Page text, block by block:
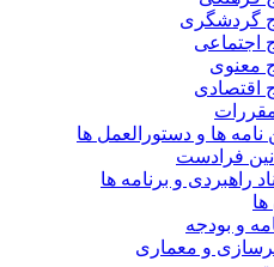
گردشگری
اجتماعی
معنوی
اقتصادی
نامه ها و دستورالعمل ها
فرادست
راهبردی و برنامه ها
و بودجه
و معماری